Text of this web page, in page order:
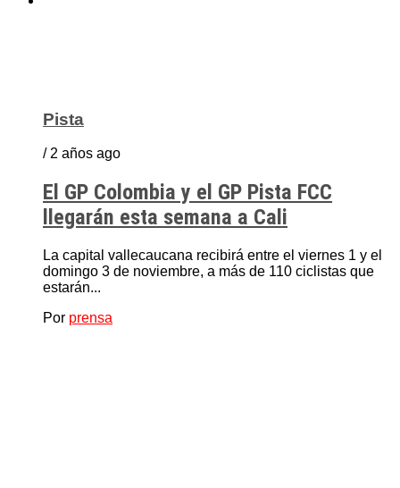
Pista
/ 2 años ago
El GP Colombia y el GP Pista FCC
llegarán esta semana a Cali
La capital vallecaucana recibirá entre el viernes 1 y el
domingo 3 de noviembre, a más de 110 ciclistas que
estarán...
Por prensa